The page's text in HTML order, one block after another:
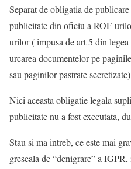
Separat de obligatia de
publicitate din oficiu a ROF-
urilor ( impusa de art 5 din
urcarea documentelor pe
sau paginilor pastrate
Nici aceasta obligatie legala
publicitate nu a fost executata,
Stau si ma intreb, ce este mai
greseala de “denigrare” a